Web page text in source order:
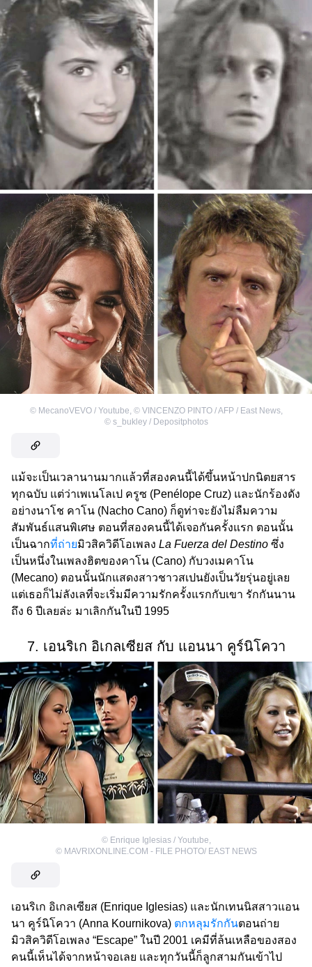
© MecanoVEVO / Youtube, © VINCENZO PINTO / AFP / East News,
© s_bukley / Depositphotos
แม้จะเป็นเวลานานมากแล้วที่สองคนนี้ได้ขึ้นหน้าปกนิตยสาร
ทุกฉบับ แต่ว่าเพเนโลเป ครูซ (Penélope Cruz) และนักร้องดัง
อย่างนาโช คาโน (Nacho Cano) ก็ดูท่าจะยังไม่ลืมความ
สัมพันธ์แสนพิเศษ ตอนที่สองคนนี้ได้เจอกันครั้งแรก ตอนนั้น
เป็นฉากที่ถ่ายมิวสิควิดีโอเพลง La Fuerza del Destino ซึ่ง
เป็นหนึ่งในเพลงฮิตของคาโน (Cano) กับวงเมคาโน
(Mecano) ตอนนั้นนักแสดงสาวชาวสเปนยังเป็นวัยรุ่นอยู่เลย
แต่เธอก็ไม่ลังเลที่จะเริ่มมีความรักครั้งแรกกับเขา รักกันนาน
ถึง 6 ปีเลยล่ะ มาเลิกกันในปี 1995
7. เอนริเก อิเกลเซียส กับ แอนนา คูร์นิโควา
© Enrique Iglesias / Youtube,
© MAVRIXONLINE.COM - FILE PHOTO/ EAST NEWS
เอนริเก อิเกลเซียส (Enrique Iglesias) และนักเทนนิสสาวแอน
นา คูร์นิโควา (Anna Kournikova) ตกหลุมรักกันตอนถ่าย
มิวสิควิดีโอเพลง “Escape” ในปี 2001 เคมีที่ล้นเหลือของสอง
คนนี้เห็นได้จากหน้าจอเลย และทุกวันนี้ก็ลูกสามกันเข้าไป